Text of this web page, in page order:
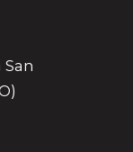
San